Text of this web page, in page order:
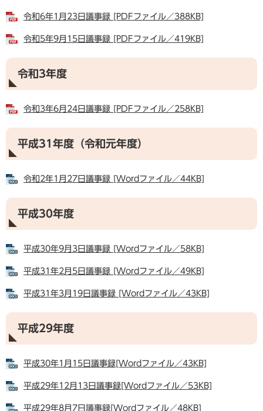
令和6年1月23日議事録 [PDFファイル／388KB]
令和5年9月15日議事録 [PDFファイル／419KB]
令和3年度
令和3年6月24日議事録 [PDFファイル／258KB]
平成31年度（令和元年度）
令和2年1月27日議事録 [Wordファイル／44KB]
平成30年度
平成30年9月3日議事録 [Wordファイル／58KB]
平成31年2月5日議事録 [Wordファイル／49KB]
平成31年3月19日議事録 [Wordファイル／43KB]
平成29年度
平成30年1月15日議事録[Wordファイル／43KB]
平成29年12月13日議事録[Wordファイル／53KB]
平成29年8月7日議事録[Wordファイル／48KB]